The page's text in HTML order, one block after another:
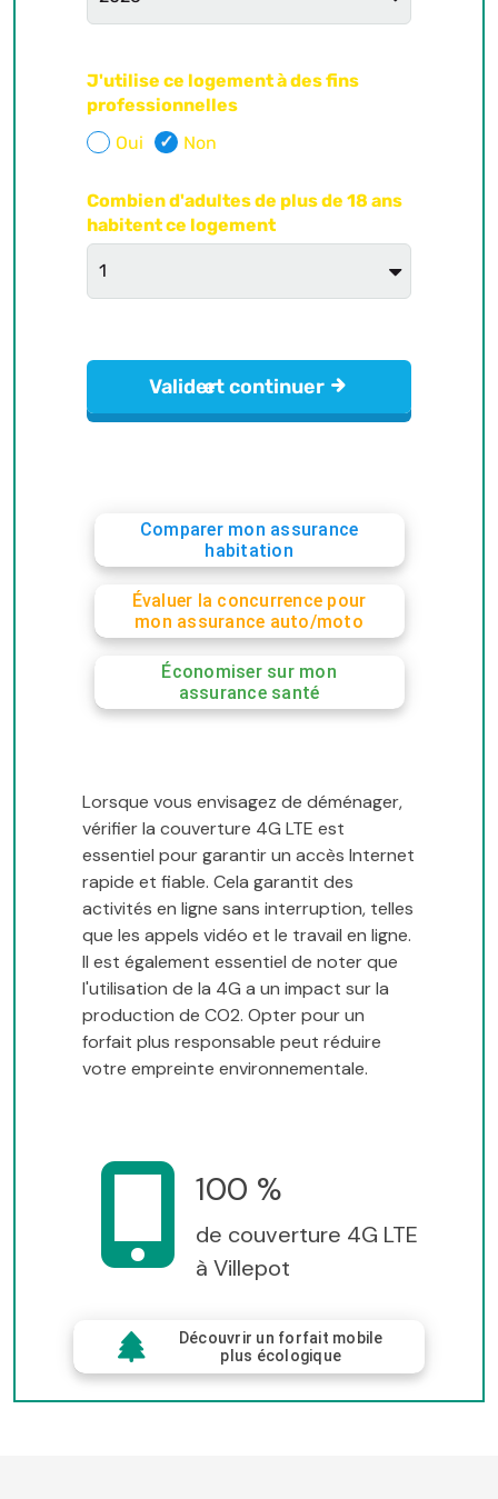
Comparer mon assurance
habitation
Évaluer la concurrence pour
mon assurance auto/moto
Économiser sur mon
assurance santé
Lorsque vous envisagez de déménager,
vérifier la couverture 4G LTE est
essentiel pour garantir un accès Internet
rapide et fiable. Cela garantit des
activités en ligne sans interruption, telles
que les appels vidéo et le travail en ligne.
Il est également essentiel de noter que
l'utilisation de la 4G a un impact sur la
production de CO2. Opter pour un
forfait plus responsable peut réduire
votre empreinte environnementale.
100 %
de couverture 4G LTE
à Villepot
Découvrir un forfait mobile
plus écologique